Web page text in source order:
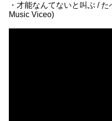
・才能なんてないと叫ぶ /
Music Viceo)